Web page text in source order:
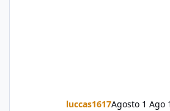
luccas1617Agosto 1 Ago 1